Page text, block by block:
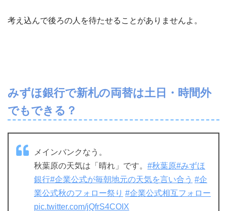
考え込んで後ろの人を待たせることがありませんよ。
みずほ銀行で新札の両替は土日・時間外
でもできる？
メインバンクなう。
秋葉原の天気は「晴れ」です。 #秋葉原#みずほ
銀行#企業公式が毎朝地元の天気を言い合う #企
業公式秋のフォロー祭り #企業公式相互フォロー
pic.twitter.com/jQfrS4COIX